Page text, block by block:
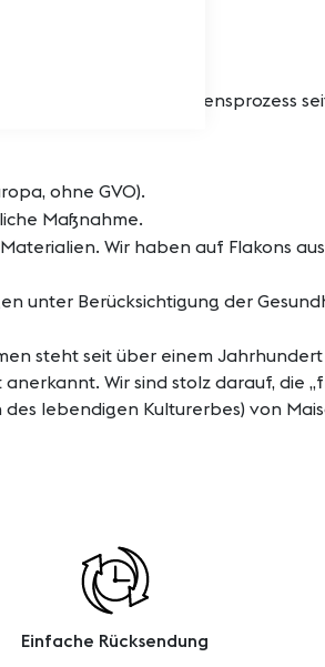
in unserem Schaffensprozess
ohne GVO).
Maßnahme.
Wir haben auf Flakons aus
unter Berücksichtigung der
steht seit über einem Jahrhundert
Wir sind stolz darauf, die
lebendigen Kulturerbes) von
Einfache Rücksendung